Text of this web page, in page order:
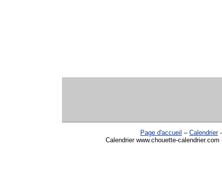
Page d'accueil – Calendrier
Calendrier www.chouette-